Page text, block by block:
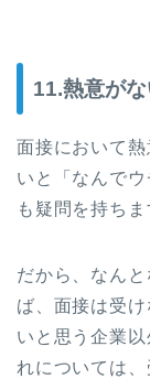
11.熱意が
面接において
いと「なんで
も疑問を持ちま
だから、なん
ば、面接は受
いと思う企業
れについては